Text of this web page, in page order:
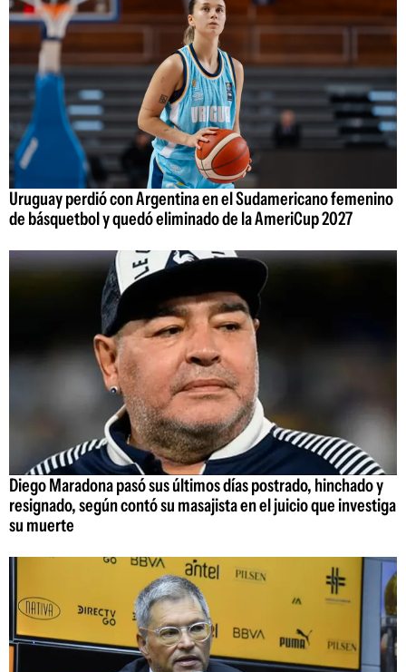
Uruguay perdió con Argentina en el Sudamericano femenino
de básquetbol y quedó eliminado de la AmeriCup 2027
Diego Maradona pasó sus últimos días postrado, hinchado y
resignado, según contó su masajista en el juicio que investiga
su muerte